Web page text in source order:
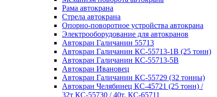
Рама автокрана
Стрела автокрана
Опорно-поворотное устройства автокрана
Электрооборудование для автокранов
Автокран Галичанин 55713
Автокран Галичанин КС-55713-1В (25 тонн)
Автокран Галичанин КС-55713-5В
Автокран Ивановец
Автокран Галичанин КС-55729 (32 тонны)
Автокран Челябинец КС-45721 (25 тонн) /
32т КС-55730 / 40т. КС-65711